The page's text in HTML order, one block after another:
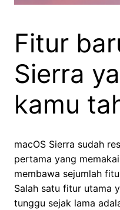
Fitur
Sierra
kamu
macOS Sierra sudah
pertama yang
membawa sejumlah
Salah satu fitur utama
tunggu sejak lama